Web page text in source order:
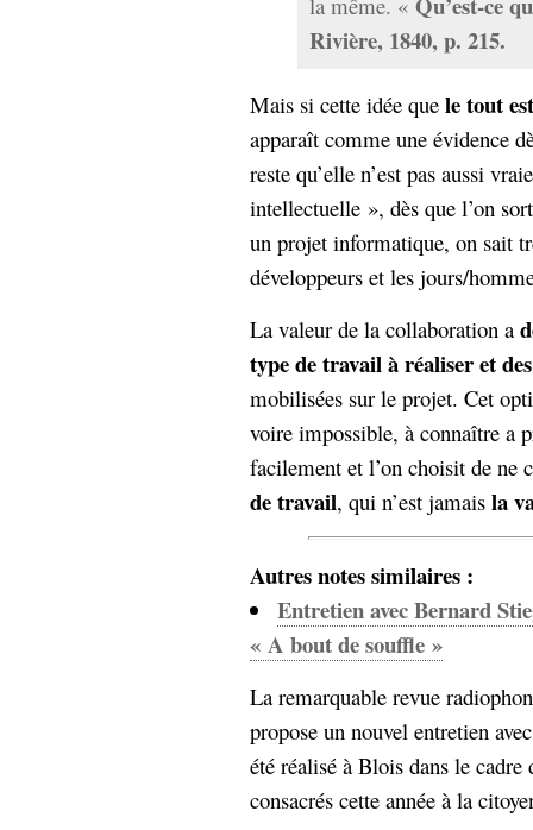
Rivière, 1840, p. 215.
Mais si cette idée que le tout
apparaît comme une évidence
reste qu’elle n’est pas aussi
intellectuelle », dès que l’on
un projet informatique, on sait
développeurs et les jours/
La valeur de la collaboration a
type de travail à réaliser et
mobilisées sur le projet. Cet
voire impossible, à connaître a
facilement et l’on choisit de ne
de travail, qui n’est jamais la
Autres notes similaires :
Entretien avec Bernard
« A bout de souffle »
La remarquable revue
propose un nouvel entretien
été réalisé à Blois dans le cadre
consacrés cette année à la